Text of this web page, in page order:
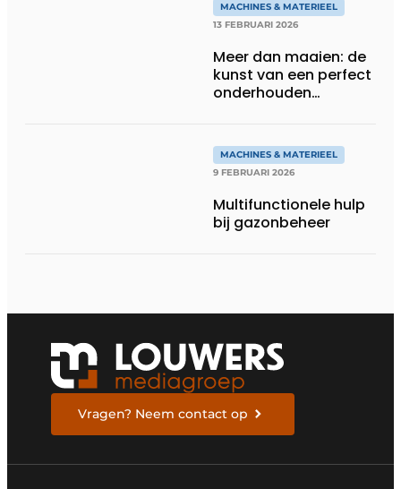
MACHINES & MATERIEEL
13 FEBRUARI 2026
Meer dan maaien: de
kunst van een perfect
onderhouden
MACHINES & MATERIEEL
9 FEBRUARI 2026
Multifunctionele hulp
bij gazonbeheer
Vragen? Neem contact op